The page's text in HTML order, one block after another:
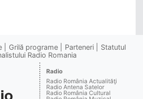
Grilă programe Parteneri
Statutul
Radio Romania
Radio
Radio România Actualităţi
Radio Antena Satelor
Radio România Cultural